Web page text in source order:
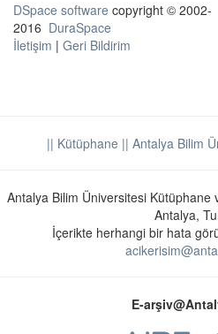
DSpace software copyright © 2002-
2016 DuraSpace
İletişim | Geri Bildirim
|| Kütüphane || Antalya Bilim
Antalya Bilim Üniversitesi
Antalya,
İçerikte herhangi bir hata
E-